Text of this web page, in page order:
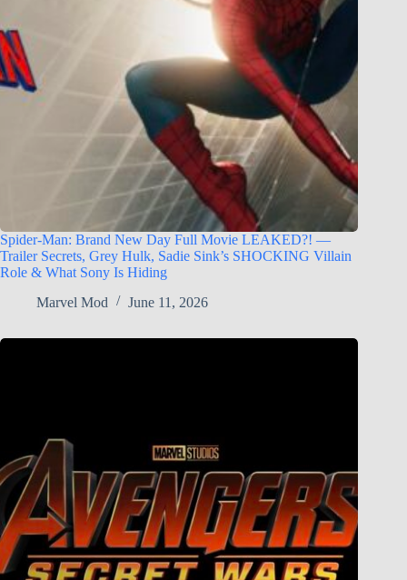
Spider-Man: Brand New Day Full Movie LEAKED?! —
Trailer Secrets, Grey Hulk, Sadie Sink’s SHOCKING Villain
Role & What Sony Is Hiding
Marvel Mod
June 11, 2026